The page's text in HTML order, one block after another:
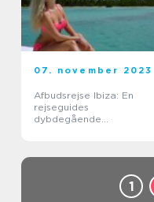
07. november 2023
Afbudsrejse Ibiza: En
rejseguides
dybdegående
feriedestination
1